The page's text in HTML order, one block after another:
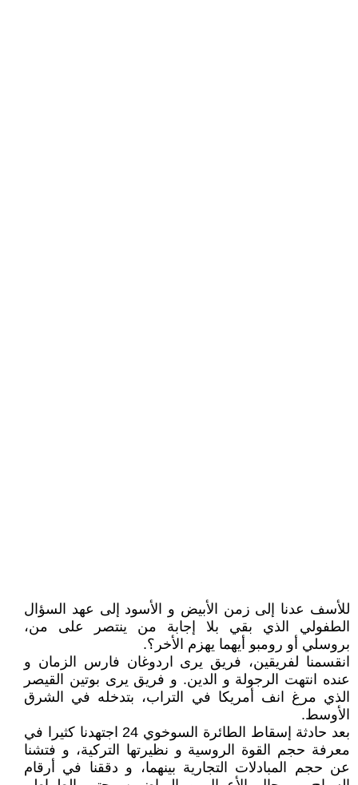
للأسف عدنا إلى زمن الأبيض و الأسود إلى عهد السؤال
الطفولي الذي بقي بلا إجابة من ينتصر على من،
بروسلي أو رومبو أيهما يهزم الأخر؟.
انقسمنا لفريقين، فريق يرى اردوغان فارس الزمان و
عنده انتهت الرجولة و الدين. و فريق يرى بوتين القيصر
الذي مرغ انف أمريكا في التراب، بتدخله في الشرق
الأوسط.
بعد حادثة إسقاط الطائرة السوخوي 24 اجتهدنا كثيرا في
معرفة حجم القوة الروسية و نظيرتها التركية، و فتشنا
عن حجم المبادلات التجارية بينهما، و دققنا في أرقام